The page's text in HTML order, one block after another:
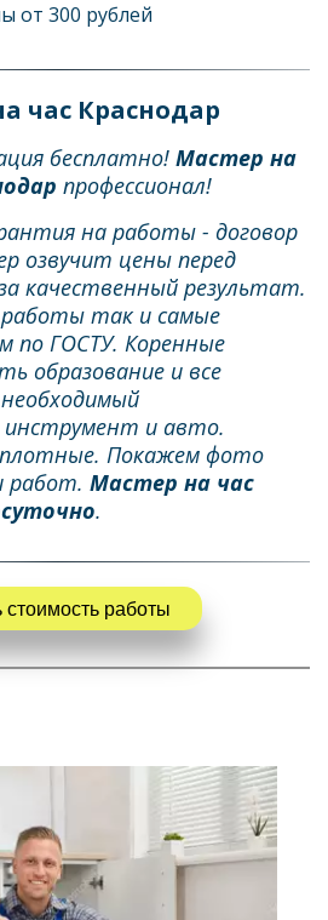
от 300 рублей
час Краснодар
бесплатно! Мастер на
профессионал!
на работы - договор
озвучит цены перед
качественный результат.
работы так и самые
по ГОСТУ. Коренные
образование и все
инструмент и авто.
Покажем фото
работ. Мастер на час
.
стоимость работы